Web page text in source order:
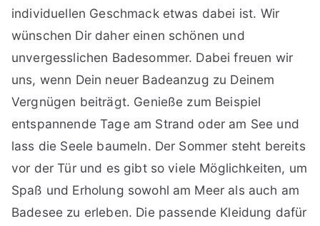
individuellen Geschmack etwas dabei ist. Wir
wünschen Dir daher einen schönen und
unvergesslichen Badesommer. Dabei freuen wir
uns, wenn Dein neuer Badeanzug zu Deinem
Vergnügen beiträgt. Genieße zum Beispiel
entspannende Tage am Strand oder am See und
lass die Seele baumeln. Der Sommer steht bereits
vor der Tür und es gibt so viele Möglichkeiten, um
Spaß und Erholung sowohl am Meer als auch am
Badesee zu erleben. Die passende Kleidung dafür